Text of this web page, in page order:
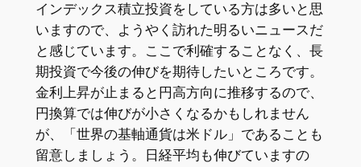
インデックス積立投資をしている方は多いと思
いますので、ようやく訪れた明るいニュースだ
と感じています。ここで利確することなく、長
期投資で今後の伸びを期待したいところです。
金利上昇が止まると円高方向に推移するので、
円換算では伸びが小さくなるかもしれません
が、「世界の基軸通貨は米ドル」であることも
留意しましょう。日経平均も伸びていますの